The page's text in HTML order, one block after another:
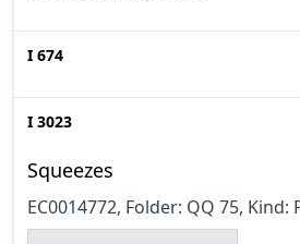
I 674
I 3023
Squeezes
EC0014772, Folder: QQ 75, Kind: